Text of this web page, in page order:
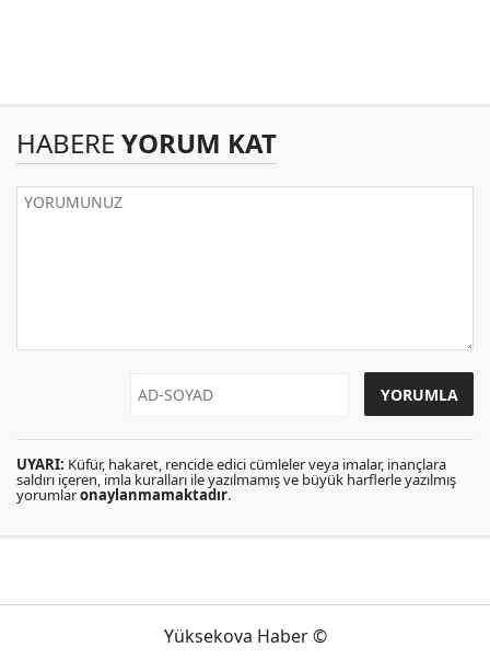
HABERE YORUM KAT
UYARI: Küfür, hakaret, rencide edici cümleler veya imalar, inançlara
saldırı içeren, imla kuralları ile yazılmamış ve büyük harflerle yazılmış
yorumlaronaylanmamaktadır.
Yüksekova Haber ©